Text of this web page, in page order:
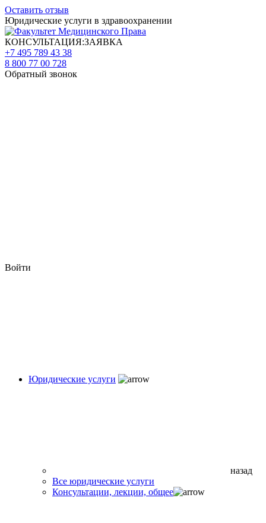
Оставить отзыв
Юридические услуги в здравоохранении
КОНСУЛЬТАЦИЯ:ЗАЯВКА
+7 495 789 43 38
8 800 77 00 728
Обратный звонок
Войти
Юридические услуги
назад
Все юридические услуги
Консультации, лекции, общее